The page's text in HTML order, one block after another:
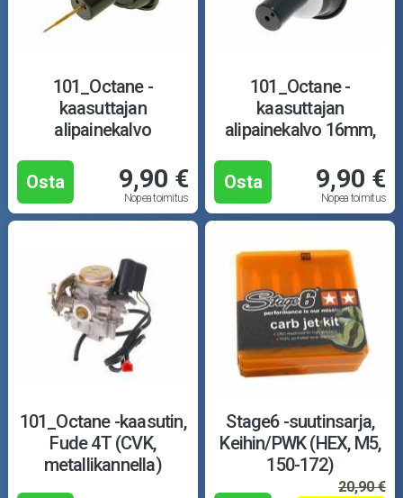
101_Octane -
kaasuttajan
alipainekalvo
Osta
9,90 €
Nopea toimitus
101_Octane -
kaasuttajan
alipainekalvo 16mm,
Osta
9,90 €
Nopea toimitus
101_Octane -kaasutin,
Fude 4T (CVK,
metallikannella)
Stage6 -suutinsarja,
Keihin/PWK (HEX, M5,
150-172)
20,90 €